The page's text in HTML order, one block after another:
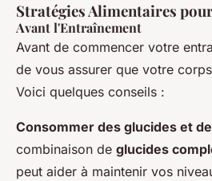
Stratégies Alimentaires
Avant l'Entraînement
Avant de commencer votre
de vous assurer que votre
Voici quelques conseils :
Consommer des glucides et
combinaison de glucides
peut aider à maintenir vos